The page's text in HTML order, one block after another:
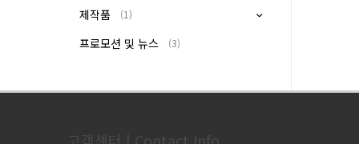
제작품 (1)
프로모션 및 뉴스 (3)